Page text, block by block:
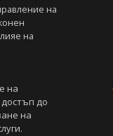
на
на
на
до
на